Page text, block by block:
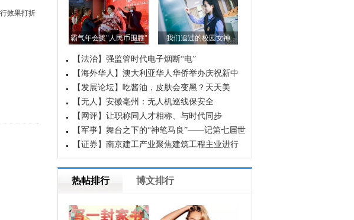
效果打折
霸气年会奖"人民币围脖" 我们追过的校园女神
【法治】强监管时代电子烟断“电”
【海外华人】澳大利亚华人华侨举办庆祝新中
国成立70周年征文颁奖晚会
【发展论坛】吃酱油，皮肤会变黑？天天美
白，却不知道这些食物正在偷偷让你变黑
【无人】安徽亳州：无人机巡线保安全
【网评】让职称同人才相称、与时代同步
【军事】舞台之下的“神笔马良”——记第七届世
界军人运动会开幕式600余名场务保障官兵
【证券】南京建工产业聚焦建筑工程主业进行
重组
热帖排行 博文排行